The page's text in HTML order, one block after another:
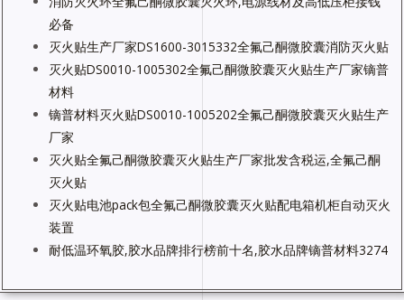
必备
灭火贴生产厂家DS1600-3015332全氟己酮微胶囊消防灭火贴
灭火贴DS0010-1005302全氟己酮微胶囊灭火贴生产厂家镝普
材料
镝普材料灭火贴DS0010-1005202全氟己酮微胶囊灭火贴生产
厂家
灭火贴全氟己酮微胶囊灭火贴生产厂家批发含税运,全氟己酮
灭火贴
灭火贴电池pack包全氟己酮微胶囊灭火贴配电箱机柜自动灭火
装置
耐低温环氧胶,胶水品牌排行榜前十名,胶水品牌镝普材料3274